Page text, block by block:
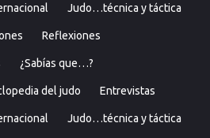
Judo…técnica y táctica
Reflexiones
¿Sabías que…?
del judo Entrevistas
Judo…técnica y táctica